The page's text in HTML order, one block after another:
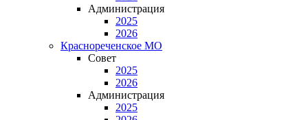
Администрация
2025
2026
Краснореченское МО
Совет
2025
2026
Администрация
2025